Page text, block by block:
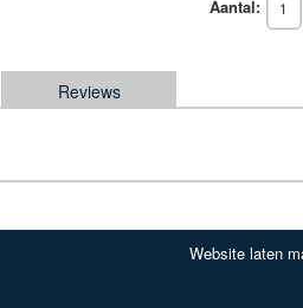
Aantal:
Reviews
Website laten